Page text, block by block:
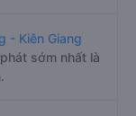
- Kiên Giang
sớm nhất là